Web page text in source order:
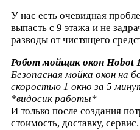
У нас есть очевидная
выпасть с 9 этажа и не
разводы от чистящего
Робот мойщик окон Hobot
Безопасная мойка окон на
скоростью 1 окно за 5
*видосик работы*
И только после создания
стоимость, доставку, сервис.